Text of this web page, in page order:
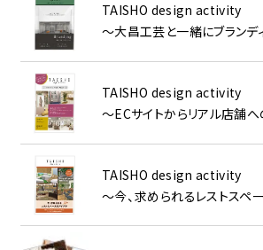
TAISHO design activity
～大昌工芸と一緒にブランデ
TAISHO design activity
～ECサイトからリアル店舗
TAISHO design activity
～今、求められるレストスペ